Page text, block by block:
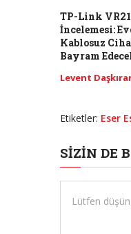
TP-Link
İncelemesi:
Kablosuz
Bayram
Levent
Etiketler: Eser
SIZIN DE